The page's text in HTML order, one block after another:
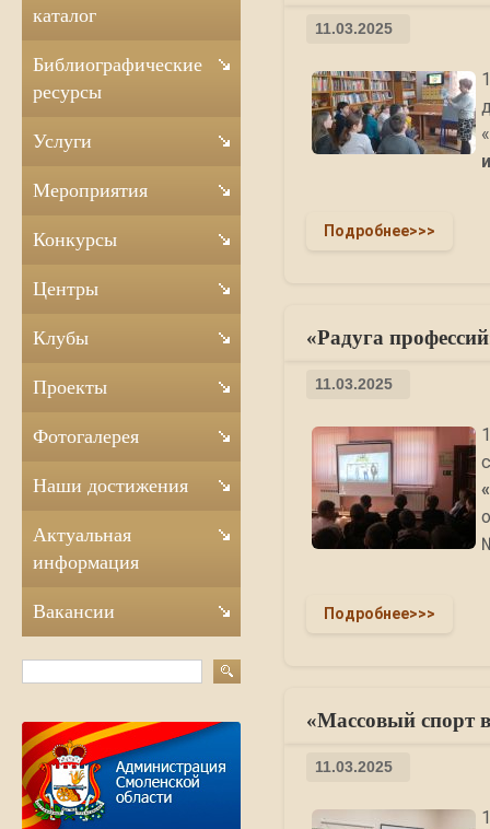
11.03.2025
Подробнее>>>
«Радуга
11.03.2025
Подробнее>>>
«Массовый спорт
11.03.2025
каталог
Библиографические
ресурсы
Услуги
Мероприятия
Конкурсы
Центры
Клубы
Проекты
Фотогалерея
Наши достижения
Актуальная
информация
Вакансии